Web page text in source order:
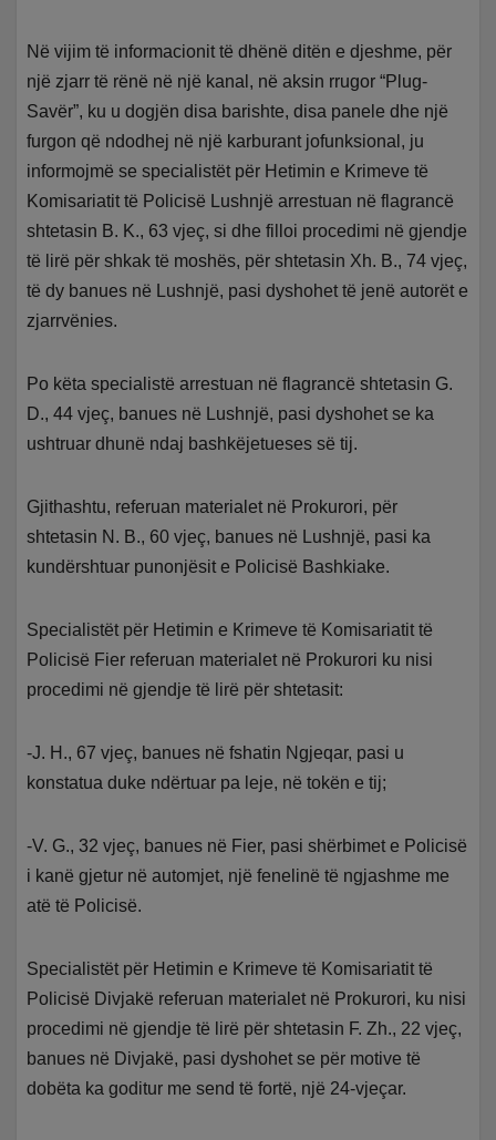
Në vijim të informacionit të dhënë ditën e djeshme, për
një zjarr të rënë në një kanal, në aksin rrugor “Plug-
Savër”, ku u dogjën disa barishte, disa panele dhe një
furgon që ndodhej në një karburant jofunksional, ju
informojmë se specialistët për Hetimin e Krimeve të
Komisariatit të Policisë Lushnjë arrestuan në flagrancë
shtetasin B. K., 63 vjeç, si dhe filloi procedimi në gjendje
të lirë për shkak të moshës, për shtetasin Xh. B., 74 vjeç,
të dy banues në Lushnjë, pasi dyshohet të jenë autorët e
zjarrvënies.
Po këta specialistë arrestuan në flagrancë shtetasin G.
D., 44 vjeç, banues në Lushnjë, pasi dyshohet se ka
ushtruar dhunë ndaj bashkëjetueses së tij.
Gjithashtu, referuan materialet në Prokurori, për
shtetasin N. B., 60 vjeç, banues në Lushnjë, pasi ka
kundërshtuar punonjësit e Policisë Bashkiake.
Specialistët për Hetimin e Krimeve të Komisariatit të
Policisë Fier referuan materialet në Prokurori ku nisi
procedimi në gjendje të lirë për shtetasit:
-J. H., 67 vjeç, banues në fshatin Ngjeqar, pasi u
konstatua duke ndërtuar pa leje, në tokën e tij;
-V. G., 32 vjeç, banues në Fier, pasi shërbimet e Policisë
i kanë gjetur në automjet, një fenelinë të ngjashme me
atë të Policisë.
Specialistët për Hetimin e Krimeve të Komisariatit të
Policisë Divjakë referuan materialet në Prokurori, ku nisi
procedimi në gjendje të lirë për shtetasin F. Zh., 22 vjeç,
banues në Divjakë, pasi dyshohet se për motive të
dobëta ka goditur me send të fortë, një 24-vjeçar.